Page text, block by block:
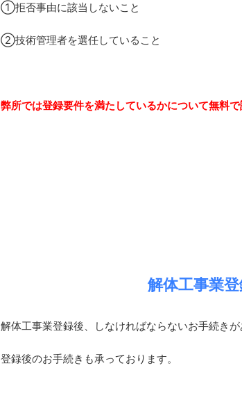
①拒否事由に該当しないこと
②技術管理者を選任していること
弊所では登録要件を満たしているかについて無料で
解体工事業
解体工事業登録後、しなければならないお手続きが
登録後のお手続きも承っております。